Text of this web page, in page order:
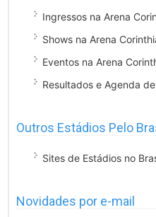
Ingressos na Arena
Shows na Arena
Eventos na Arena
Resultados e Agenda
Outros Estádios Pelo
Sites de Estádios no
Novidades por e-mail